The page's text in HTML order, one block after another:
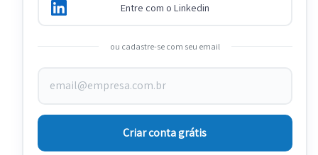
Entre com o Linkedin
ou cadastre-se com seu email
Criar conta grátis